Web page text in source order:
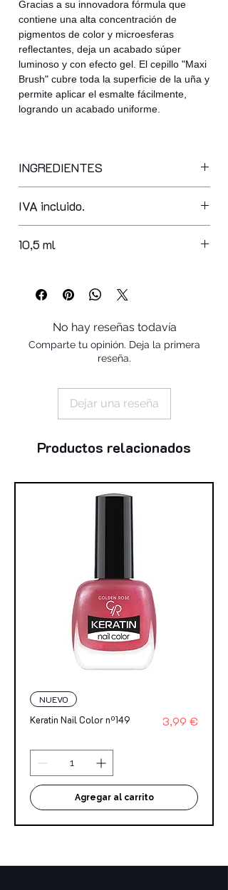
Gracias a su innovadora fórmula que
contiene una alta concentración de
pigmentos de color y microesferas
reflectantes, deja un acabado súper
luminoso y con efecto gel. El cepillo "Maxi
Brush" cubre toda la superficie de la uña y
permite aplicar el esmalte fácilmente,
logrando un acabado uniforme.
INGREDIENTES
nitrocellulose, adipic acid/neopentyl
glycol/ trimellitic anhydride copolymer,
acetyl tributyl citrate, acrylates
benzophenone-1, trimethylpentanediyl
dibenzoate, polyvinyl butyral
IVA incluido.
10,5 ml
No hay reseñas todavía
Comparte tu opinión. Deja la primera
reseña.
Dejar una reseña
Productos relacionados
NUEVO
Keratin Nail Color nº149 Precio
3,99 €
Agregar al carrito